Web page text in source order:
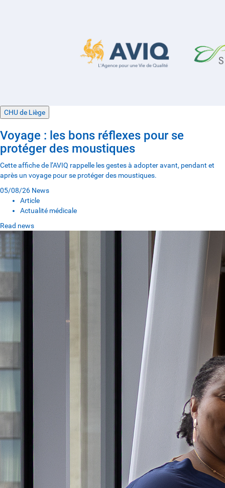
CHU de Liège
Voyage : les bons réflexes pour se
protéger des moustiques
Cette affiche de l’AVIQ rappelle les gestes à adopter avant, pendant et
après un voyage pour se protéger des moustiques.
05/08/26 News
Article
Actualité médicale
Read news